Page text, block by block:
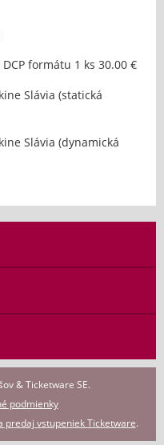
formátu 1 ks 30.00 €
Slávia (statická
Slávia (dynamická
& Ticketware SE.
podmienky
predaj vstupeniek Ticketware.